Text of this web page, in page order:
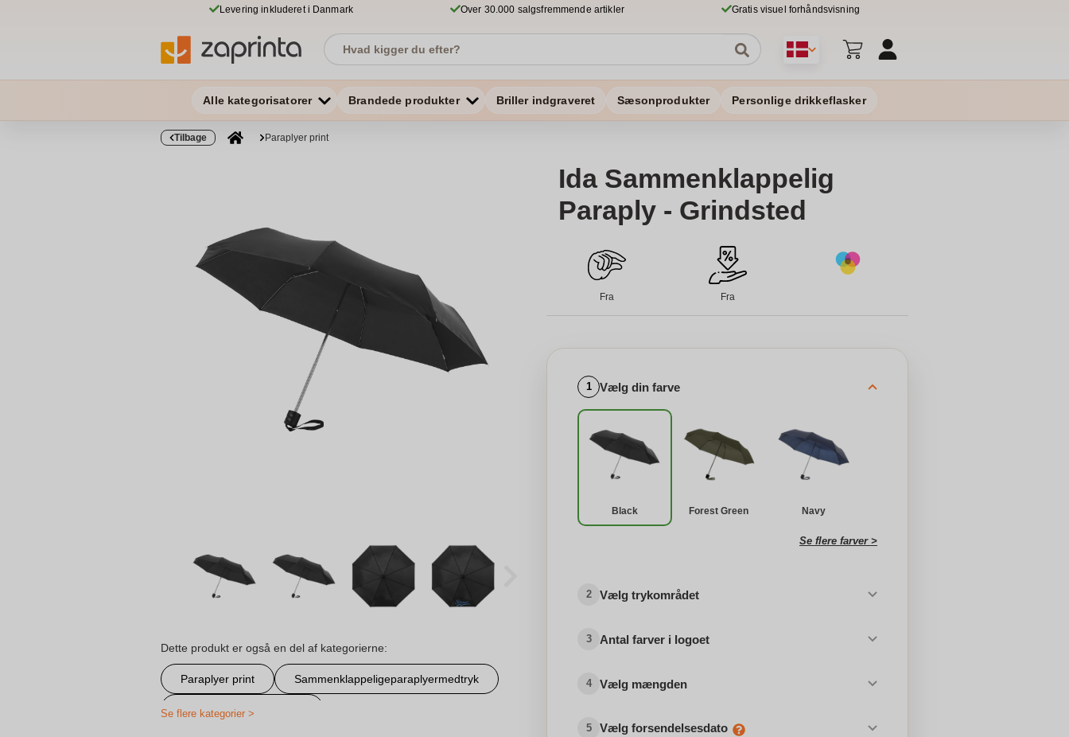
Levering inkluderet i Danmark Over 30.000 salgsfremmende artikler Gratis visuel forhåndsvisning
Alle kategorisatorer Brandede produkter Briller indgraveret Sæsonprodukter Personlige drikkeflasker
Tilbage Paraplyer print
Dette produkt er også en del af kategorierne:
Paraplyer print Sammenklappeligeparaplyermedtryk
Personlig udendørs fritid
Se flere kategorier >
Ida Sammenklappelig
Paraply - Grindsted
Fra Fra
1 Vælg din farve
Black Forest Green Navy
Se flere farver >
2 Vælg trykområdet
3 Antal farver i logoet
4 Vælg mængden
5 Vælg forsendelsesdato